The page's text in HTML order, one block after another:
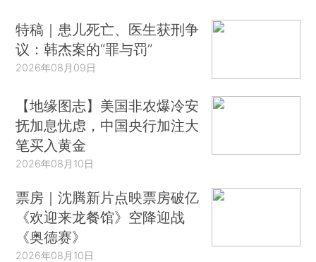
特稿｜患儿死亡、医生获刑争
议：韩杰案的“罪与罚”
2026年08月09日
【地缘图志】美国非农爆冷安
抚加息忧虑，中国央行加注大
笔买入黄金
2026年08月10日
票房｜沈腾新片点映票房破亿
《欢迎来龙餐馆》空降迎战
《奥德赛》
2026年08月10日